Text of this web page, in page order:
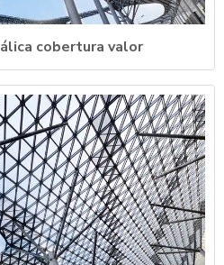
cobertura valor